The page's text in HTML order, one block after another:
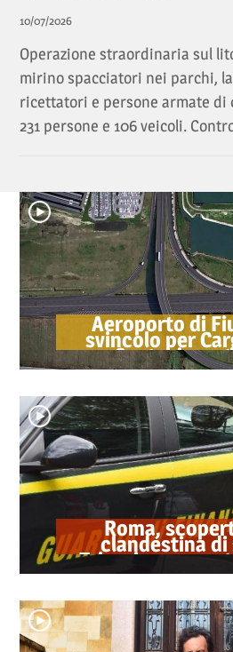
10/07/2026
Operazione straordinaria sul
mirino spacciatori nei parchi,
ricettatori e persone armate di
231 persone e 106 veicoli.
Aeroporto di
svincolo per
Sosta:
Roma,
clandestina
Trigoria: